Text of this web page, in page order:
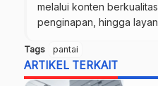
melalui konten
penginapan, hingga
Tags pantai
ARTIKEL TERKAIT